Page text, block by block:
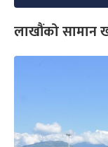
लाखौंको सामान